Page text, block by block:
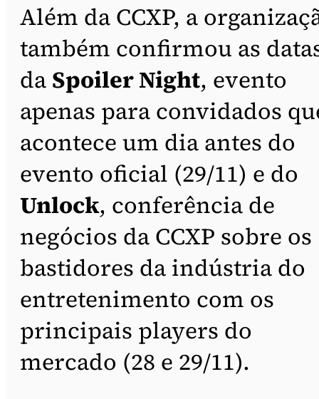
Além da CCXP, a
também confirmou as
da Spoiler Night, evento
apenas para convidados
acontece um dia antes do
evento oficial (29/11) e do
Unlock, conferência de
negócios da CCXP sobre os
bastidores da indústria do
entretenimento com os
principais players do
mercado (28 e 29/11).